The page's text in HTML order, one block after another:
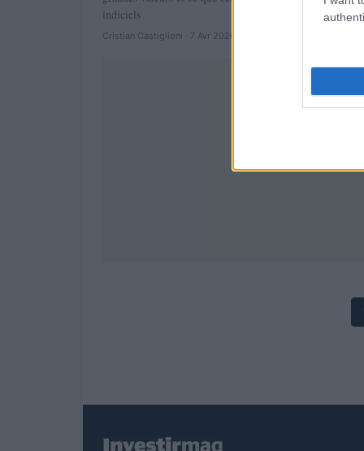
indiciels
Cristian Castiglioni · 7 Avr 2026